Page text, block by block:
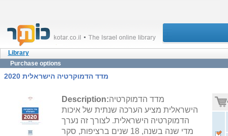
Library
Purchase options
מדד הדמוקרטיה הישראלית 2020
Description:מדד הדמוקרטיה
הישראלית מציע הערכה שנתית של איכות
הדמוקרטיה הישראלית. לצורך זה נערך
מדי שנה בשנה, 18 שנים ברציפות, סקר